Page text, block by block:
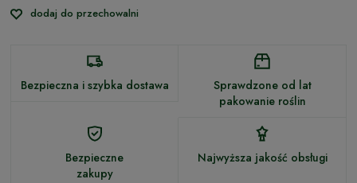
dodaj do przechowalni
Bezpieczna i szybka dostawa
Sprawdzone od lat
pakowanie roślin
Bezpieczne
zakupy
Najwyższa jakość obsługi